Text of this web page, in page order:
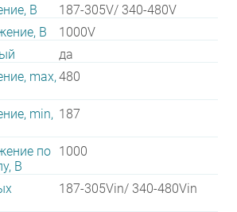
В
187-305V/ 340-480V
В
1000V
да
max,480
min, 187
по
В
1000
187-305Vin/ 340-480Vin